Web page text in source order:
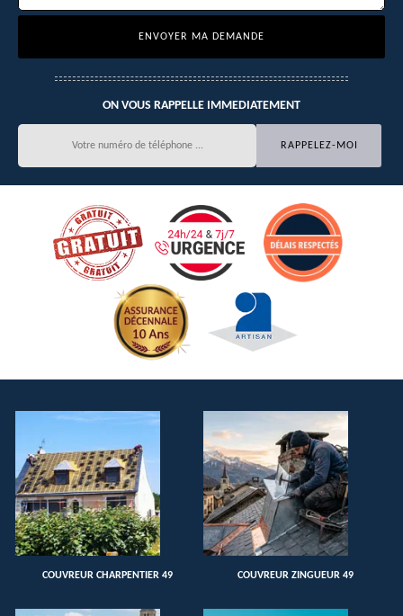
ON VOUS RAPPELLE IMMEDIATEMENT
COUVREUR CHARPENTIER 49 COUVREUR ZINGUEUR 49